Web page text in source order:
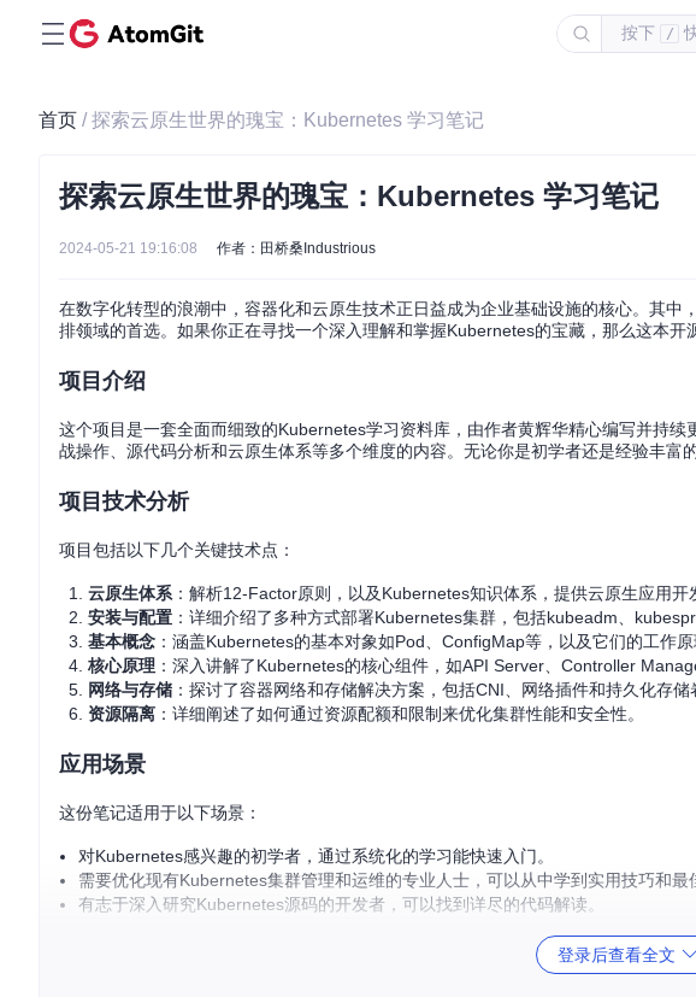
按下 /
首页 / 探索云原生世界的瑰宝：Kubernetes 学习笔记
探索云原生世界的瑰宝：Kubernetes 学习笔记
2024-05-21 19:16:08 作者：田桥桑Industrious
在数字化转型的浪潮中，容器化和云原生技术正日益成为企业基础设施的核心。其
排领域的首选。如果你正在寻找一个深入理解和掌握Kubernetes的宝藏，那么这本开
项目介绍
这个项目是一套全面而细致的Kubernetes学习资料库，由作者黄辉华精心编写并持
战操作、源代码分析和云原生体系等多个维度的内容。无论你是初学者还是经验丰富
项目技术分析
项目包括以下几个关键技术点：
云原生体系 ：解析12-Factor原则，以及Kubernetes知识体系，提供云原生应用开
安装与配置 ：详细介绍了多种方式部署Kubernetes集群，包括kubeadm、
基本概念 ：涵盖Kubernetes的基本对象如Pod、ConfigMap等，以及它们的工作原
核心原理 ：深入讲解了Kubernetes的核心组件，如API Server、Controller
网络与存储 ：探讨了容器网络和存储解决方案，包括CNI、网络插件和持久化存储
资源隔离 ：详细阐述了如何通过资源配额和限制来优化集群性能和安全性。
应用场景
这份笔记适用于以下场景：
对Kubernetes感兴趣的初学者，通过系统化的学习能快速入门。
需要优化现有Kubernetes集群管理和运维的专业人士，可以从中学到实用技巧和最
有志于深入研究Kubernetes源码的开发者，可以找到详尽的代码解读。
登录后查看全文